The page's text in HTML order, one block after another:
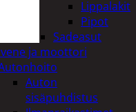
Lippalakit
Pipot
Sadeasut
ja moottori
Auton
sisäpuhdistus